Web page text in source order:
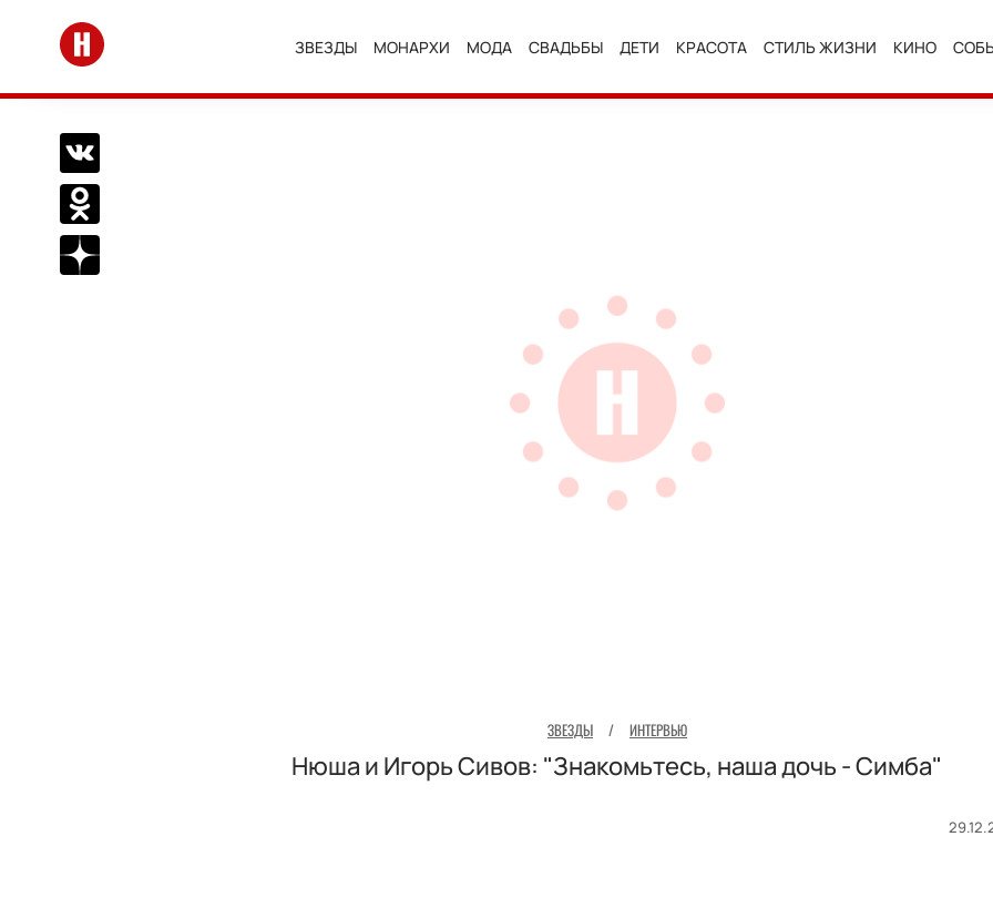
Перейти на главную
ЗВЕЗДЫ МОНАРХИ МОДА СВАДЬБЫ ДЕТИ КРАСОТА СТИЛЬ ЖИЗНИ КИНО
Поделиться Вконтакте
Поделиться в Одноклассниках
Подписаться на нас в Дзен
ЗВЕЗДЫ / ИНТЕРВЬЮ
Нюша и Игорь Сивов: "Знакомьтесь, наша дочь - Симба"